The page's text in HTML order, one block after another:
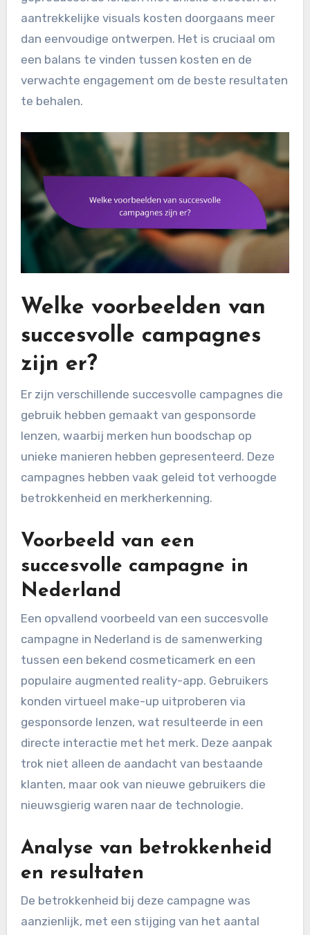
aantrekkelijke visuals kosten doorgaans meer
dan eenvoudige ontwerpen. Het is cruciaal om
een balans te vinden tussen kosten en de
verwachte engagement om de beste resultaten
te behalen.
Welke voorbeelden van
succesvolle campagnes
zijn er?
Er zijn verschillende succesvolle campagnes die
gebruik hebben gemaakt van gesponsorde
lenzen, waarbij merken hun boodschap op
unieke manieren hebben gepresenteerd. Deze
campagnes hebben vaak geleid tot verhoogde
betrokkenheid en merkherkenning.
Voorbeeld van een
succesvolle campagne in
Nederland
Een opvallend voorbeeld van een succesvolle
campagne in Nederland is de samenwerking
tussen een bekend cosmeticamerk en een
populaire augmented reality-app. Gebruikers
konden virtueel make-up uitproberen via
gesponsorde lenzen, wat resulteerde in een
directe interactie met het merk. Deze aanpak
trok niet alleen de aandacht van bestaande
klanten, maar ook van nieuwe gebruikers die
nieuwsgierig waren naar de technologie.
Analyse van betrokkenheid
en resultaten
De betrokkenheid bij deze campagne was
aanzienlijk, met een stijging van het aantal